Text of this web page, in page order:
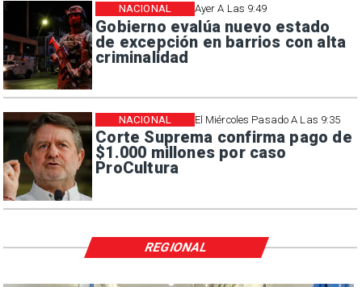
Ayer A Las 9:49
Gobierno evalúa nuevo estado
de excepción en barrios con alta
criminalidad
NACIONAL
El Miércoles Pasado A Las 9:35
Corte Suprema confirma pago de
$1.000 millones por caso
ProCultura
NACIONAL
REGIONAL